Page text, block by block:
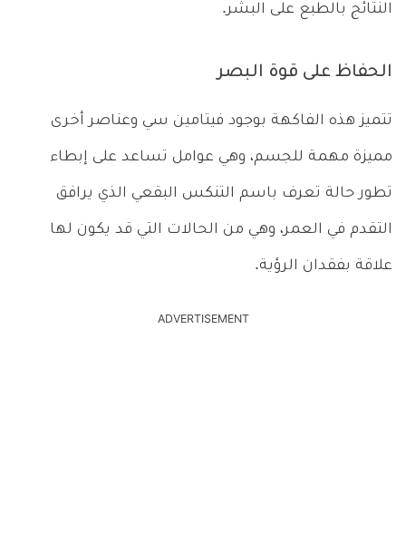
النتائج بالطبع على البشر.
الحفاظ على قوة البصر
تتميز هذه الفاكهة بوجود فيتامين سي وعناصر أخرى
مميزة مهمة للجسم، وهي عوامل تساعد على إبطاء
تطور حالة تعرف باسم التنكس البقعي الذي يرافق
التقدم في العمر، وهي من الحالات التي قد يكون لها
علاقة بفقدان الرؤية.
ADVERTISEMENT